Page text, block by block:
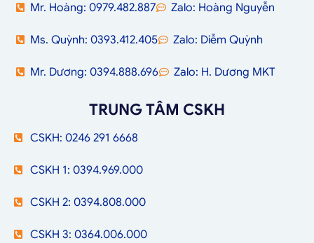
Mr. Hoàng: 0979.482.887 Zalo: Hoàng Nguyễn
Ms. Quỳnh: 0393.412.405 Zalo: Diễm Quỳnh
Mr. Dương: 0394.888.696 Zalo: H. Dương MKT
TRUNG TÂM CSKH
CSKH: 0246 291 6668
CSKH 1: 0394.969.000
CSKH 2: 0394.808.000
CSKH 3: 0364.006.000